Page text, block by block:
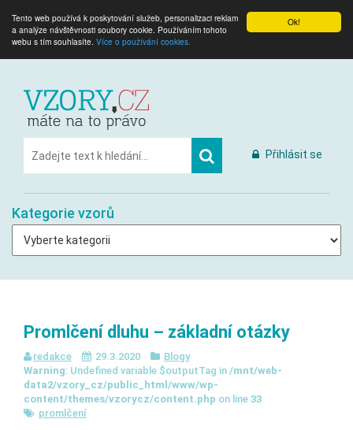
Ok!
Tento web používá k poskytování služeb, personalizaci reklam
a analýze návštěvnosti soubory cookie. Používáním tohoto
webu s tím souhlasíte. Více o používání cookies.
Přihlásit se
Kategorie vzorů
Promlčení dluhu – základní otázky
redakce 29.3.2020
Blogy
Warning: Undefined variable $outputTag in /mnt/web-
data2/vzory_cz/public_html/www/wp-
content/themes/vzorycz/content.php on line 33
promlčení